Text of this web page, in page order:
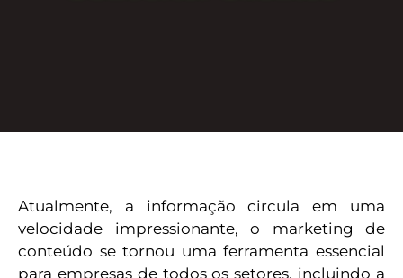
Atualmente, a informação circula em uma
velocidade impressionante, o marketing de
conteúdo se tornou uma ferramenta essencial
para empresas de todos os setores, incluindo a